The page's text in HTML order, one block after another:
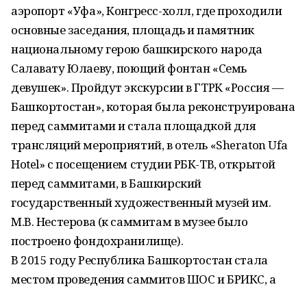
аэропорт «Уфа», Конгресс-холл, где проходили
основные заседания, площадь и памятник
национальному герою башкирского народа
Салавату Юлаеву, поющий фонтан «Семь
девушек». Пройдут экскурсии в ГТРК «Россия —
Башкортостан», которая была реконструирована
перед саммитами и стала площадкой для
трансляций мероприятий, в отель «Sheraton Ufa
Hotel» с посещением студии РБК-ТВ, открытой
перед саммитами, в Башкирский
государственный художественный музей им.
М.В. Нестерова (к саммитам в музее было
построено фондохранилище).
В 2015 году Республика Башкортостан стала
местом проведения саммитов ШОС и БРИКС, а